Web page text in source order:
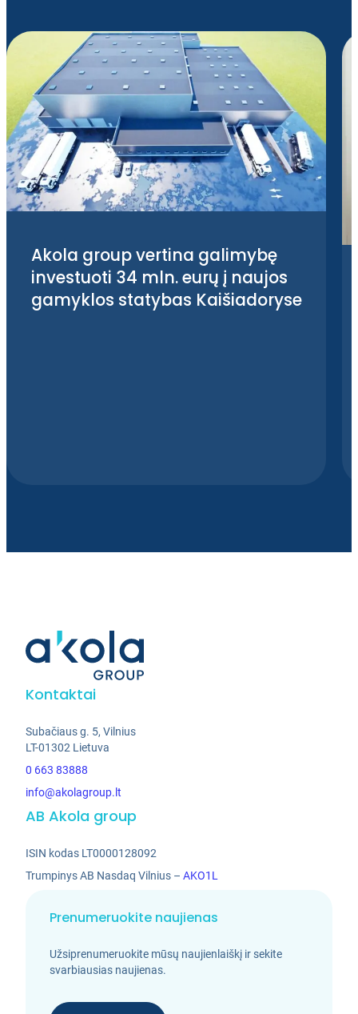
Akola group vertina galimybę
investuoti 34 mln. eurų į naujos
gamyklos statybas Kaišiadoryse
Kontaktai
Subačiaus g. 5, Vilnius
LT-01302 Lietuva
0 663 83888
info@akolagroup.lt
AB Akola group
ISIN kodas LT0000128092
Trumpinys AB Nasdaq Vilnius –AKO1L
Prenumeruokite naujienas
Užsiprenumeruokite mūsų naujienlaiškį ir sekite
svarbiausias naujienas.